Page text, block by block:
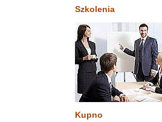
Szkolenia
Kupno